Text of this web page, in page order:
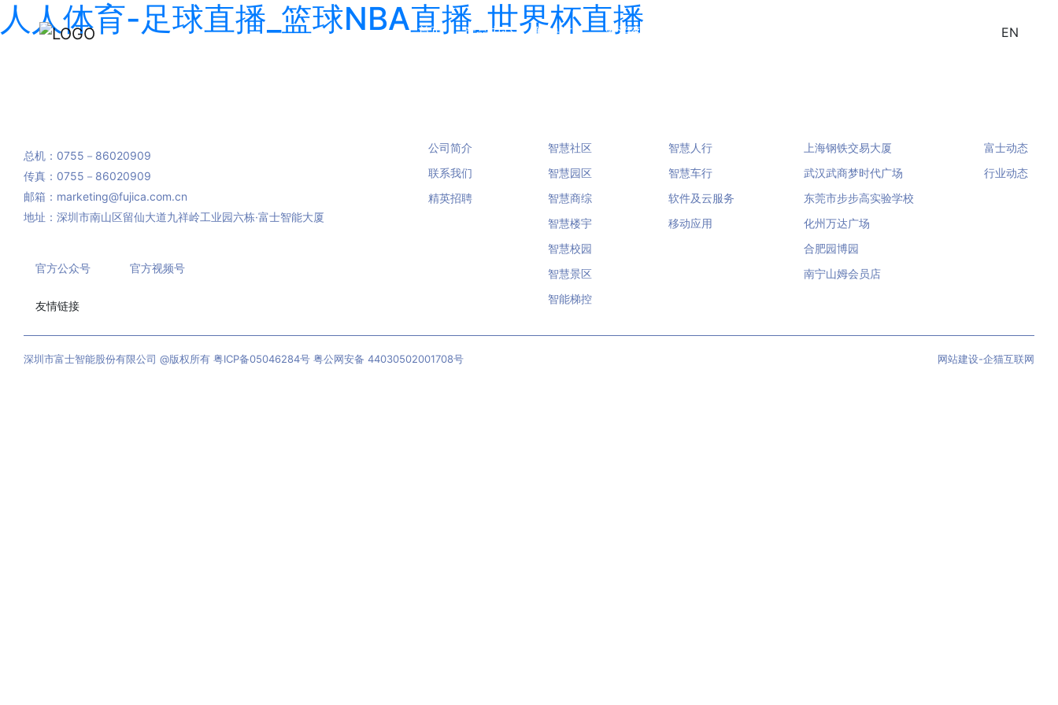
人人体育-足球直播_篮球NBA直播_世界杯直播
首页 产品中心 解决方案 爱泊客 EN
总机：0755－86020909
传真：0755－86020909
邮箱：marketing@fujica.com.cn
地址：深圳市南山区留仙大道九祥岭工业园六栋·富士智能大厦
官方公众号 官方视频号
友情链接
公司简介
联系我们
精英招聘
智慧社区
智慧园区
智慧商综
智慧楼宇
智慧校园
智慧景区
智能梯控
智慧人行
智慧车行
软件及云服务
移动应用
上海钢铁交易大厦
武汉武商梦时代广场
东莞市步步高实验学校
化州万达广场
合肥园博园
南宁山姆会员店
富士动态
行业动态
深圳市富士智能股份有限公司 @版权所有 粤ICP备05046284号 粤公网安备 44030502001708号 网站建设-企猫互联网